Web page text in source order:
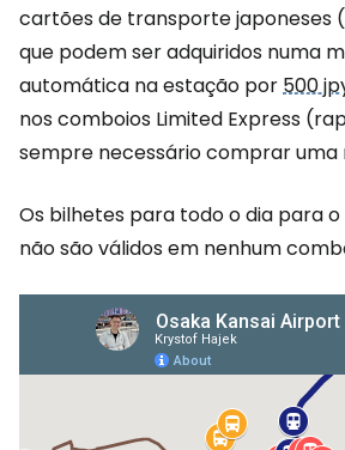
cartões de transporte japoneses
que podem ser adquiridos numa
automática na estação por500
nos comboios Limited Express
sempre necessário comprar uma
Os bilhetes para todo o dia para o
não são válidos em nenhum